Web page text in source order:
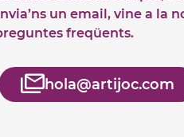
un email, vine a la
freqüents.
hola@artijoc.com